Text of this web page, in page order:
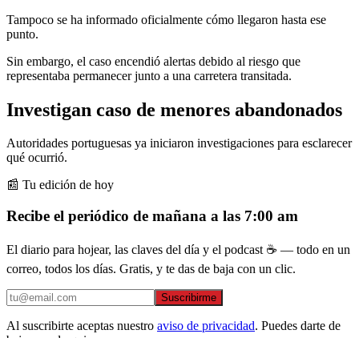
Tampoco se ha informado oficialmente cómo llegaron hasta ese
punto.
Sin embargo, el caso encendió alertas debido al riesgo que
representaba permanecer junto a una carretera transitada.
Investigan caso de menores abandonados
Autoridades portuguesas ya iniciaron investigaciones para esclarecer
qué ocurrió.
📰 Tu edición de hoy
Recibe el periódico de mañana a las 7:00 am
El diario para hojear, las claves del día y el podcast ☕ — todo en un
correo, todos los días. Gratis, y te das de baja con un clic.
Suscribirme
Al suscribirte aceptas nuestro aviso de privacidad. Puedes darte de